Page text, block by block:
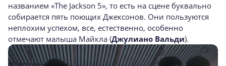
названием «The Jackson 5», то есть на сцене буквально
собирается пять поющих Джексонов. Они пользуются
неплохим успехом, все, естественно, особенно
отмечают малыша Майкла (Джулиано Вальди).